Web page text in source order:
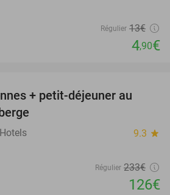
Régulier 13€
4,90€
+ petit-déjeuner au
9.3 star
Régulier 233€
126€